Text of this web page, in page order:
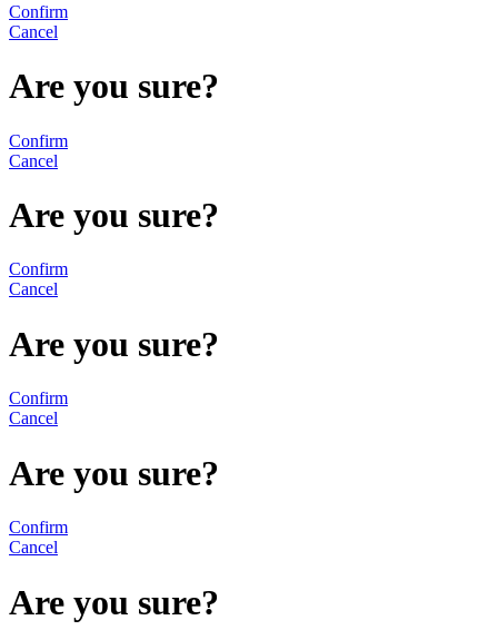
Confirm
Cancel
Are you sure?
Confirm
Cancel
Are you sure?
Confirm
Cancel
Are you sure?
Confirm
Cancel
Are you sure?
Confirm
Cancel
Are you sure?